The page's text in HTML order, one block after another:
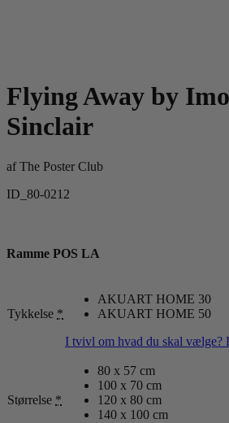
Flying Away by
Sinclair
afThe Poster Club
ID_80-0212
Ramme POS LA
Tykkelse *
AKUART HOME 30
AKUART HOME 50
I tvivl om hvad du skal vælge?
Størrelse *
80 x 57 cm
100 x 70 cm
120 x 80 cm
140 x 100 cm